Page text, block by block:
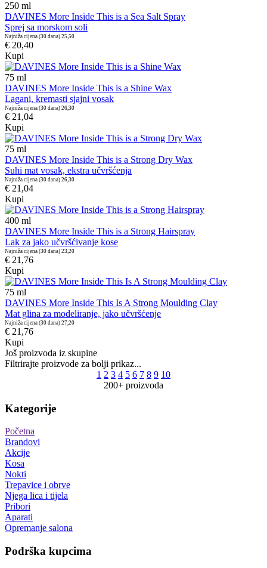
250 ml
DAVINES More Inside This is a Sea Salt Spray
Sprej sa morskom soli
Najniža cijena (30 dana) 25,50
€ 20,40
Kupi
75 ml
DAVINES More Inside This is a Shine Wax
Lagani, kremasti sjajni vosak
Najniža cijena (30 dana) 26,30
€ 21,04
Kupi
75 ml
DAVINES More Inside This is a Strong Dry Wax
Suhi mat vosak, ekstra učvršćenja
Najniža cijena (30 dana) 26,30
€ 21,04
Kupi
400 ml
DAVINES More Inside This is a Strong Hairspray
Lak za jako učvršćivanje kose
Najniža cijena (30 dana) 23,20
€ 21,76
Kupi
75 ml
DAVINES More Inside This Is A Strong Moulding Clay
Mat glina za modeliranje, jako učvršćenje
Najniža cijena (30 dana) 27,20
€ 21,76
Kupi
Još proizvoda iz skupine
Filtrirajte proizvode za bolji prikaz...
1 2 3 4 5 6 7 8 9 10
200+ proizvoda
Kategorije
Početna
Brandovi
Akcije
Kosa
Nokti
Trepavice i obrve
Njega lica i tijela
Pribori
Aparati
Opremanje salona
Podrška kupcima